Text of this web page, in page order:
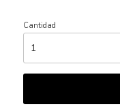
Cantidad